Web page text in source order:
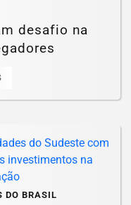
desafio na
DO BRASIL